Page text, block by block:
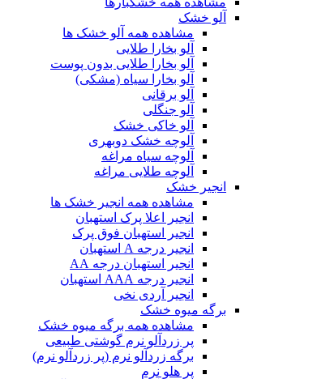
آلو خشک
مشاهده همه آلو خشک ها
آلو بخارا طلایی
آلو بخارا طلایی بدون پوست
آلو بخارا سیاه (مشکی)
آلو برقانی
آلو جنگلی
آلو خاکی خشک
آلوچه خشک دوبهری
آلوچه سیاه مراغه
آلوچه طلایی مراغه
انجیر خشک
مشاهده همه انجیر خشک ها
انجیر اعلا پرک استهبان
انجیر استهبان فوق پرک
انجیر درجه A استهبان
انجیر استهبان درجه AA
انجیر درجه AAA استهبان
انجیر آردی نخی
برگه میوه خشک
مشاهده همه برگه میوه خشک
پر زردآلو نرم گوشتی طبیعی
برگه زردآلو نرم (پر زردآلو نرم)
پر هلو نرم